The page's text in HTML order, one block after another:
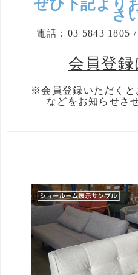
ぜひ下記より
さ
電話：03 5843 1805
会員登
※会員登録いただくと
などをお知らせさ